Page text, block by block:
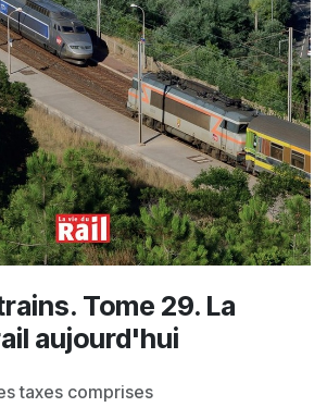
Tome 29. La
aujourd'hui
taxes comprises